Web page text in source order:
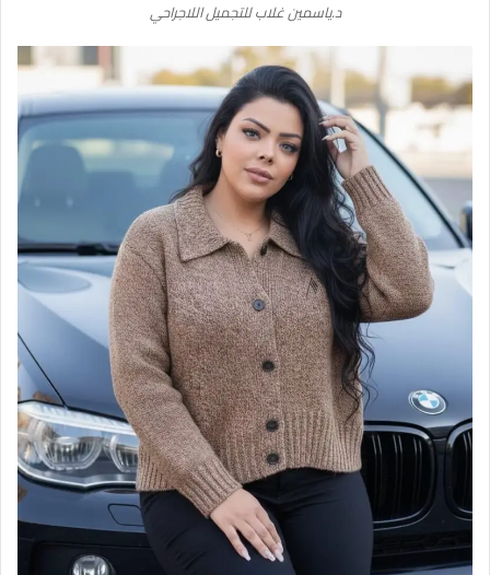
د.ياسمين غلاب للتجميل اللاجراحي